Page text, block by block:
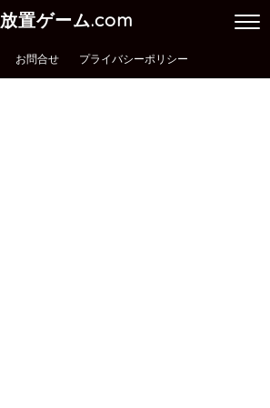
放置ゲーム.com
お問合せ プライバシーポリシー